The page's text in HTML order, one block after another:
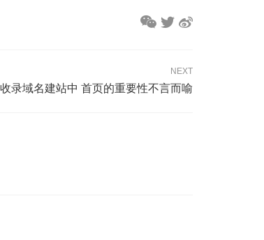
NEXT
录域名建站中 首页的重要性不言而喻